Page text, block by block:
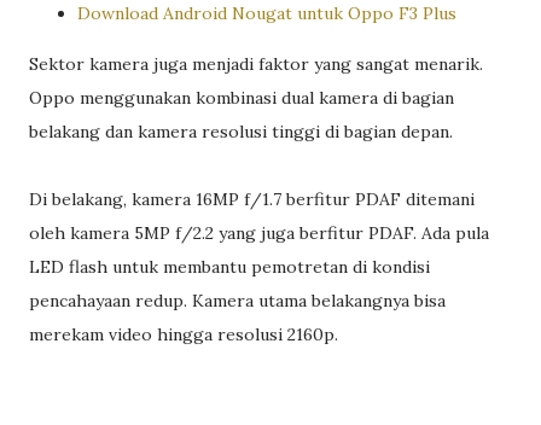
Download Android Nougat untuk Oppo F3 Plus
Sektor kamera juga menjadi faktor yang sangat menarik.
Oppo menggunakan kombinasi dual kamera di bagian
belakang dan kamera resolusi tinggi di bagian depan.
Di belakang, kamera 16MP f/1.7 berfitur PDAF ditemani
oleh kamera 5MP f/2.2 yang juga berfitur PDAF. Ada pula
LED flash untuk membantu pemotretan di kondisi
pencahayaan redup. Kamera utama belakangnya bisa
merekam video hingga resolusi 2160p.